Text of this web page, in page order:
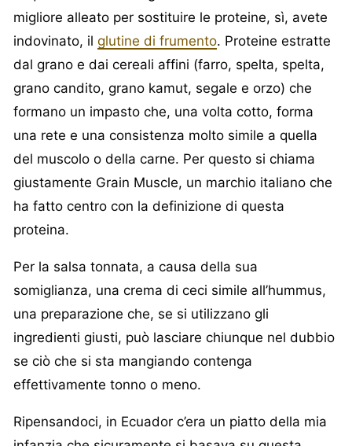
migliore alleato per sostituire le proteine, sì, avete
indovinato, il glutine di frumento. Proteine estratte
dal grano e dai cereali affini (farro, spelta, spelta,
grano candito, grano kamut, segale e orzo) che
formano un impasto che, una volta cotto, forma
una rete e una consistenza molto simile a quella
del muscolo o della carne. Per questo si chiama
giustamente Grain Muscle, un marchio italiano che
ha fatto centro con la definizione di questa
proteina.
Per la salsa tonnata, a causa della sua
somiglianza, una crema di ceci simile all’hummus,
una preparazione che, se si utilizzano gli
ingredienti giusti, può lasciare chiunque nel dubbio
se ciò che si sta mangiando contenga
effettivamente tonno o meno.
Ripensandoci, in Ecuador c’era un piatto della mia